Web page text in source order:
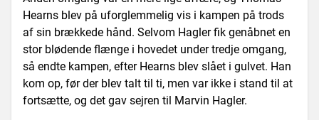
Hearns blev på uforglemmelig vis i kampen på trods
af sin brækkede hånd. Selvom Hagler fik genåbnet en
stor blødende flænge i hovedet under tredje omgang,
så endte kampen, efter Hearns blev slået i gulvet. Han
kom op, før der blev talt til ti, men var ikke i stand til at
fortsætte, og det gav sejren til Marvin Hagler.